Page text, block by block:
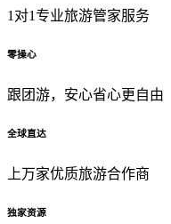
1对1专业旅游管家服务
零操心
跟团游，安心省心更自由
全球直达
上万家优质旅游合作商
独家资源